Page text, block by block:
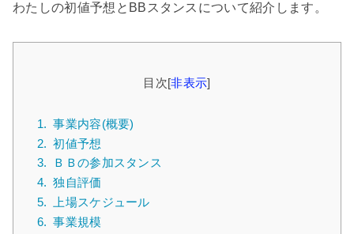
わたしの初値予想とBBスタンスについて紹介します。
目次[非表示]
1. 事業内容(概要)
2. 初値予想
3.
ＢＢの参加スタンス
4. 独自評価
5.
上場スケジュール
6. 事業規模